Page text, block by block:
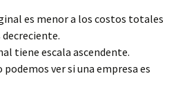
es menor a los costos totales
decreciente.
tiene escala ascendente.
podemos ver si una empresa es